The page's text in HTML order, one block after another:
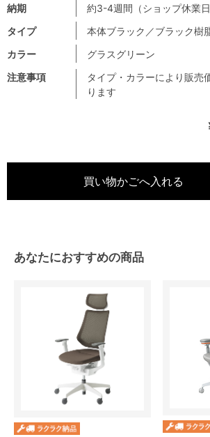
注意事項
タイプ・カラーにより販売
ります
納期
約3-4週間（ショップ休業日
タイプ
本体ブラック／ブラック樹
カラー
グラスグリーン
あなたにおすすめの商品